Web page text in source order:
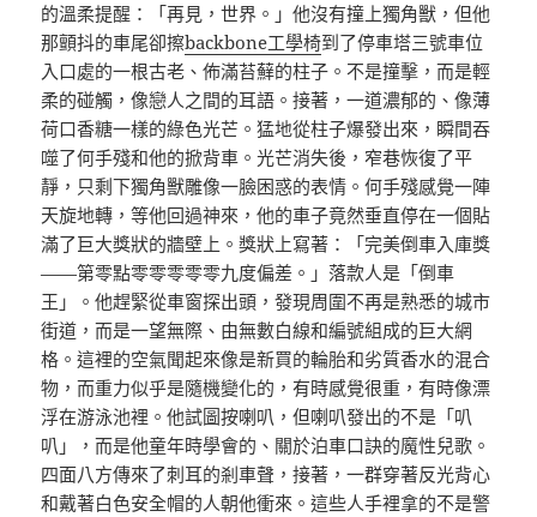
的溫柔提醒：「再見，世界。」他沒有撞上獨角獸，但他
那顫抖的車尾卻擦backbone工學椅到了停車塔三號車位
入口處的一根古老、佈滿苔蘚的柱子。不是撞擊，而是輕
柔的碰觸，像戀人之間的耳語。接著，一道濃郁的、像薄
荷口香糖一樣的綠色光芒。猛地從柱子爆發出來，瞬間吞
噬了何手殘和他的掀背車。光芒消失後，窄巷恢復了平
靜，只剩下獨角獸雕像一臉困惑的表情。何手殘感覺一陣
天旋地轉，等他回過神來，他的車子竟然垂直停在一個貼
滿了巨大獎狀的牆壁上。獎狀上寫著：「完美倒車入庫獎
——第零點零零零零零九度偏差。」落款人是「倒車
王」。他趕緊從車窗探出頭，發現周圍不再是熟悉的城市
街道，而是一望無際、由無數白線和編號組成的巨大網
格。這裡的空氣聞起來像是新買的輪胎和劣質香水的混合
物，而重力似乎是隨機變化的，有時感覺很重，有時像漂
浮在游泳池裡。他試圖按喇叭，但喇叭發出的不是「叭
叭」，而是他童年時學會的、關於泊車口訣的魔性兒歌。
四面八方傳來了刺耳的剎車聲，接著，一群穿著反光背心
和戴著白色安全帽的人朝他衝來。這些人手裡拿的不是警